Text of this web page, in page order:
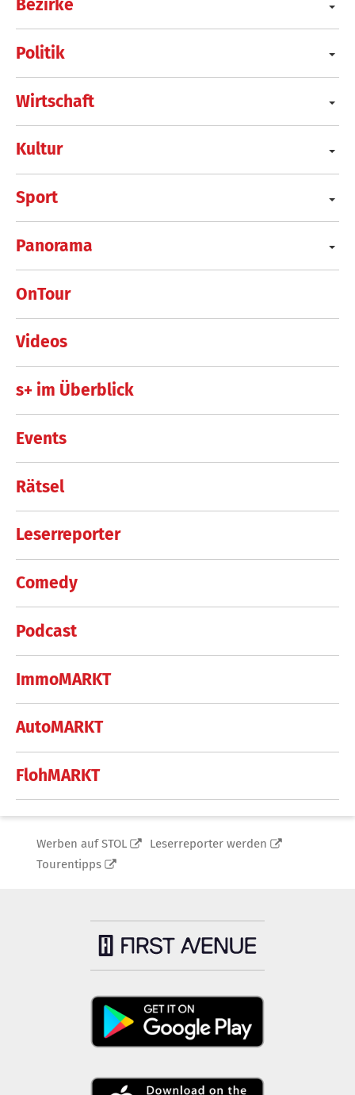
Bezirke
Politik
Wirtschaft
Kultur
Sport
Panorama
OnTour
Videos
s+ im Überblick
Events
Rätsel
Leserreporter
Comedy
Podcast
ImmoMARKT
AutoMARKT
FlohMARKT
Werben auf STOL
Leserreporter werden
Tourentipps